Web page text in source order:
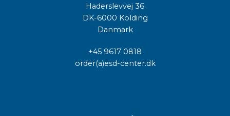
Haderslevvej 36
DK-6000 Kolding
Danmark
+45 9617 0818
order(a)esd-center.dk